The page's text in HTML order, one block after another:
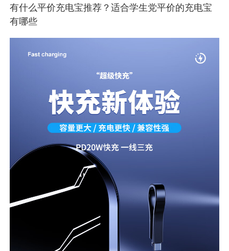
有什么平价充电宝推荐？适合学生党平价的充电宝
有哪些